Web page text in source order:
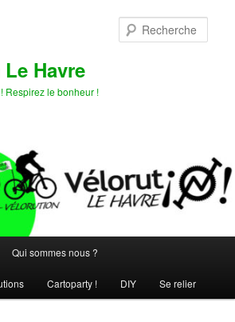
Havre
Respirez le bonheur !
Qui sommes nous ?
Cartoparty ! DIY Se relier